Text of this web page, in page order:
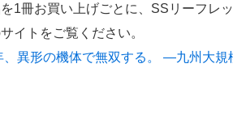
1冊お買い上げごとに、SSリーフレ
イトをご覧ください。
異形の機体で無双する。 ―九州大